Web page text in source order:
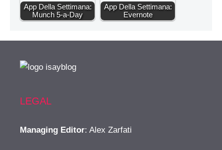
App Della Settimana:
Munch 5-a-Day
App Della Settimana:
Evernote
LEGAL
Managing Editor: Alex Zarfati